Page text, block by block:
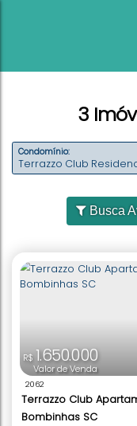
3
Condomínio:
Busca